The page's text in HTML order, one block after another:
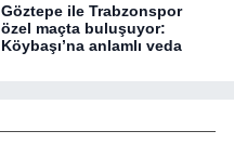
Göztepe ile Trabzonspor
özel maçta buluşuyor:
Köybaşı’na anlamlı veda